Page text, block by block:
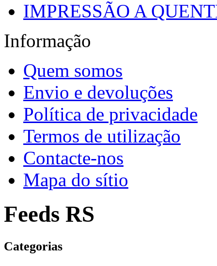
IMPRESSÃO A
Informação
Quem somos
Envio e devoluções
Política de privacidade
Termos de utilização
Contacte-nos
Mapa do sítio
Feeds RS
Categorias